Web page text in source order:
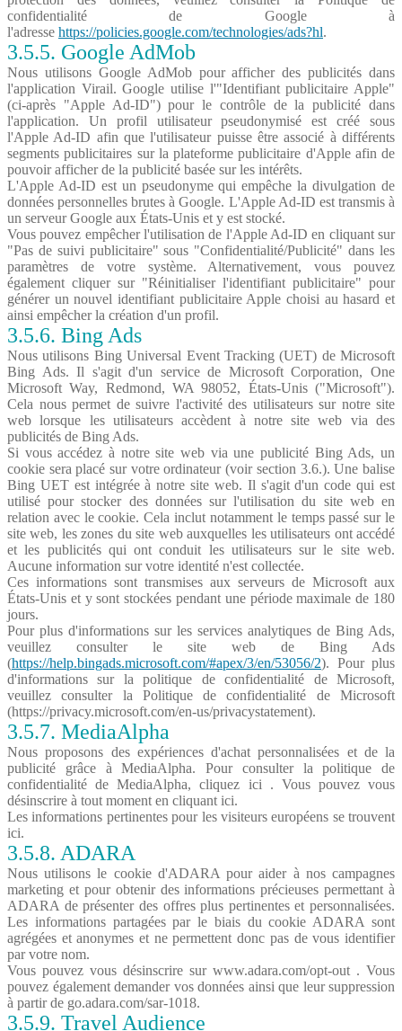
confidentialité de Google à
l'adresse https://policies.google.com/technologies/ads?hl.
3.5.5. Google AdMob
Nous utilisons Google AdMob pour afficher des publicités dans
l'application Virail. Google utilise l'"Identifiant publicitaire Apple"
(ci-après "Apple Ad-ID") pour le contrôle de la publicité dans
l'application. Un profil utilisateur pseudonymisé est créé sous
l'Apple Ad-ID afin que l'utilisateur puisse être associé à différents
segments publicitaires sur la plateforme publicitaire d'Apple afin de
pouvoir afficher de la publicité basée sur les intérêts.
L'Apple Ad-ID est un pseudonyme qui empêche la divulgation de
données personnelles brutes à Google. L'Apple Ad-ID est transmis à
un serveur Google aux États-Unis et y est stocké.
Vous pouvez empêcher l'utilisation de l'Apple Ad-ID en cliquant sur
"Pas de suivi publicitaire" sous "Confidentialité/Publicité" dans les
paramètres de votre système. Alternativement, vous pouvez
également cliquer sur "Réinitialiser l'identifiant publicitaire" pour
générer un nouvel identifiant publicitaire Apple choisi au hasard et
ainsi empêcher la création d'un profil.
3.5.6. Bing Ads
Nous utilisons Bing Universal Event Tracking (UET) de Microsoft
Bing Ads. Il s'agit d'un service de Microsoft Corporation, One
Microsoft Way, Redmond, WA 98052, États-Unis ("Microsoft").
Cela nous permet de suivre l'activité des utilisateurs sur notre site
web lorsque les utilisateurs accèdent à notre site web via des
publicités de Bing Ads.
Si vous accédez à notre site web via une publicité Bing Ads, un
cookie sera placé sur votre ordinateur (voir section 3.6.). Une balise
Bing UET est intégrée à notre site web. Il s'agit d'un code qui est
utilisé pour stocker des données sur l'utilisation du site web en
relation avec le cookie. Cela inclut notamment le temps passé sur le
site web, les zones du site web auxquelles les utilisateurs ont accédé
et les publicités qui ont conduit les utilisateurs sur le site web.
Aucune information sur votre identité n'est collectée.
Ces informations sont transmises aux serveurs de Microsoft aux
États-Unis et y sont stockées pendant une période maximale de 180
jours.
Pour plus d'informations sur les services analytiques de Bing Ads,
veuillez consulter le site web de Bing Ads
(https://help.bingads.microsoft.com/#apex/3/en/53056/2). Pour plus
d'informations sur la politique de confidentialité de Microsoft,
veuillez consulter la Politique de confidentialité de Microsoft
(https://privacy.microsoft.com/en-us/privacystatement).
3.5.7. MediaAlpha
Nous proposons des expériences d'achat personnalisées et de la
publicité grâce à MediaAlpha. Pour consulter la politique de
confidentialité de MediaAlpha, cliquez ici . Vous pouvez vous
désinscrire à tout moment en cliquant ici.
Les informations pertinentes pour les visiteurs européens se trouvent
ici.
3.5.8. ADARA
Nous utilisons le cookie d'ADARA pour aider à nos campagnes
marketing et pour obtenir des informations précieuses permettant à
ADARA de présenter des offres plus pertinentes et personnalisées.
Les informations partagées par le biais du cookie ADARA sont
agrégées et anonymes et ne permettent donc pas de vous identifier
par votre nom.
Vous pouvez vous désinscrire sur www.adara.com/opt-out . Vous
pouvez également demander vos données ainsi que leur suppression
à partir de go.adara.com/sar-1018.
3.5.9. Travel Audience